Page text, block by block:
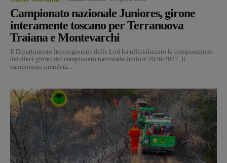
Campionato nazionale Juniores, girone
interamente toscano per Terranuova
Traiana e Montevarchi
Il Dipartimento Interregionale delle Lnd ha ufficializzato la composizione
dei dieci gironi del campionato nazionale Juniore 2026-2027, Il
campionato prenderà...